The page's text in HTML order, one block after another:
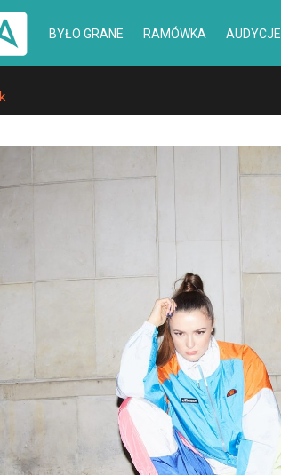
BYŁO GRANE RAMÓWKA AUDYCJE